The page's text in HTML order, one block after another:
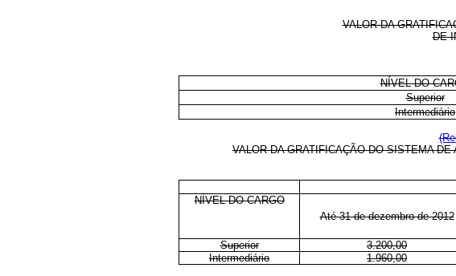
VALOR DA
DE
NÍVEL DO
Superior
Intermediário
VALOR DA GRATIFICAÇÃO DO SISTEMA
NÍVEL DO CARGO
Até 31 de dezembro de 2012
Superior 3.200,00
Intermediário
1.960,00